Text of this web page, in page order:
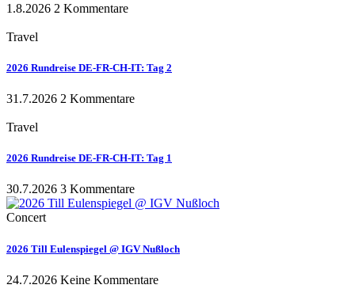
1.8.2026 2 Kommentare
Travel
2026 Rundreise DE-FR-CH-IT: Tag 2
31.7.2026 2 Kommentare
Travel
2026 Rundreise DE-FR-CH-IT: Tag 1
30.7.2026 3 Kommentare
Concert
2026 Till Eulenspiegel @ IGV Nußloch
24.7.2026 Keine Kommentare